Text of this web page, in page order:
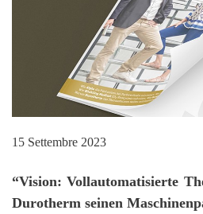
15 Settembre 2023
“Vision: Vollautomatisierte
Durotherm seinen